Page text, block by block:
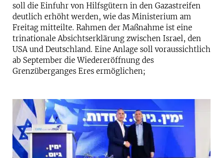
soll die Einfuhr von Hilfsgütern in den Gazastreifen
deutlich erhöht werden, wie das Ministerium am
Freitag mitteilte. Rahmen der Maßnahme ist eine
trinationale Absichtserklärung zwischen Israel, den
USA und Deutschland. Eine Anlage soll voraussichtlich
ab September die Wiedereröffnung des
Grenzüberganges Eres ermöglichen;